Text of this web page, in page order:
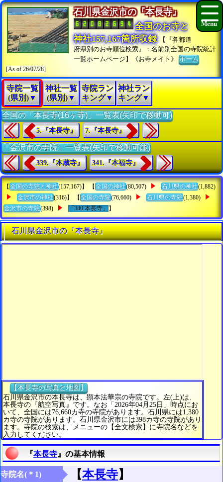
石川県金沢市の『本長寺』
全国のお寺と
神社157,167箇所収録
【『各都道
府県別のお寺順位検索』：名前別全国の寺院統計
一覧ホームページ】《お寺メイト》ホーム
[As of 26/07/28]
寺院一覧
(県別)▼
神社一覧
(県別)▼
寺院ラン
キング▼
神社ラン
キング▼
全国の「本長寺(16ヶ寺)」一覧表(矢印で移動可)
5.『本長寺』 7.『本長寺』
「金沢市の寺院」一覧表(矢印で移動可能)
339.『本蔵寺』 341.『本福寺』
【 全国の寺院と神社(157,167)】 【 全国の神社(80,507) 石川県の神社(1,882)
金沢市の神社(316)】 【 全国の寺院(76,660) 石川県の寺院(1,380)
金沢市の寺院(398) 「340.本長寺」 】
石川県金沢市の『本長寺』
【本長寺の写真と地図】
石川県金沢市の本長寺は、顕本法華宗の寺院です。左(上)は、
本長寺の『航空写真』です。なお「2026年04月25日」時点にお
いて、全国には76,660カ寺の寺院があります。石川県には1,380
カ寺の寺院があります。石川県金沢市には398カ寺の寺院があり
ます。寺院の検索は、メニューの【全文検索】に寺院名などを
入力してください。
『本長寺 』の基本情報
寺院名(＊1) 【本長寺】